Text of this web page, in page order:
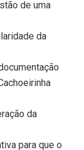
de uma
da
da
para que o